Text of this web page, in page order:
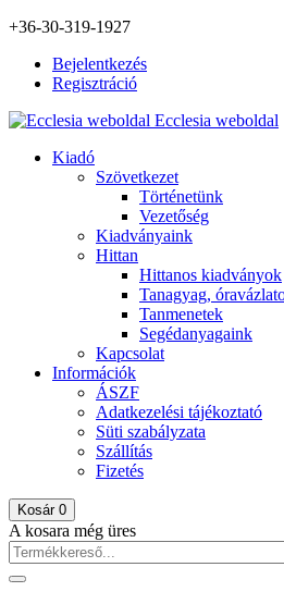
+36-30-319-1927
Bejelentkezés
Regisztráció
Ecclesia weboldal
Kiadó
Szövetkezet
Történetünk
Vezetőség
Kiadványaink
Hittan
Hittanos kiadványok
Tanagyag,
Tanmenetek
Segédanyagaink
Kapcsolat
Információk
ÁSZF
Adatkezelési tájékoztató
Süti szabályzata
Szállítás
Fizetés
Kosár 0
A kosara még üres